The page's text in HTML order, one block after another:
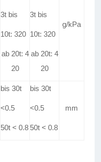
3t bis
10t: 320
ab 20t: 4
20
3t bis
10t: 320
ab 20t: 4
20
g/kPa
bis 30t
<0.5
50t < 0.8
bis 30t
<0.5
50t < 0.8
mm